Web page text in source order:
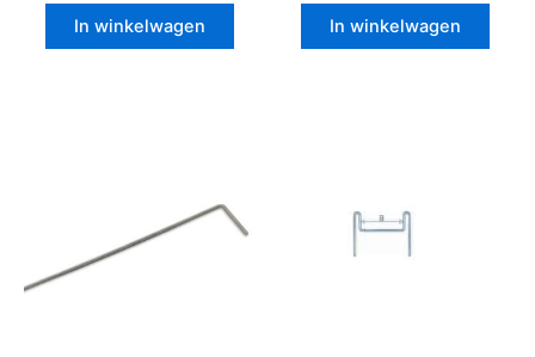
In winkelwagen In winkelwagen